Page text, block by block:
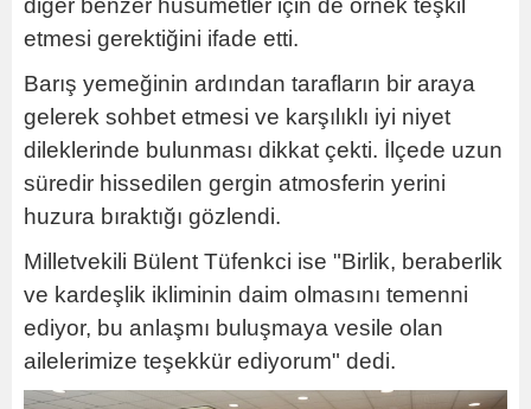
diğer benzer husumetler için de örnek teşkil
etmesi gerektiğini ifade etti.
Barış yemeğinin ardından tarafların bir araya
gelerek sohbet etmesi ve karşılıklı iyi niyet
dileklerinde bulunması dikkat çekti. İlçede uzun
süredir hissedilen gergin atmosferin yerini
huzura bıraktığı gözlendi.
Milletvekili Bülent Tüfenkci ise "Birlik, beraberlik
ve kardeşlik ikliminin daim olmasını temenni
ediyor, bu anlaşmı buluşmaya vesile olan
ailelerimize teşekkür ediyorum" dedi.